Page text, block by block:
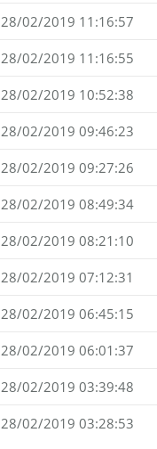
28/02/2019 11:16:57
28/02/2019 11:16:55
28/02/2019 10:52:38
28/02/2019 09:46:23
28/02/2019 09:27:26
28/02/2019 08:49:34
28/02/2019 08:21:10
28/02/2019 07:12:31
28/02/2019 06:45:15
28/02/2019 06:01:37
28/02/2019 03:39:48
28/02/2019 03:28:53